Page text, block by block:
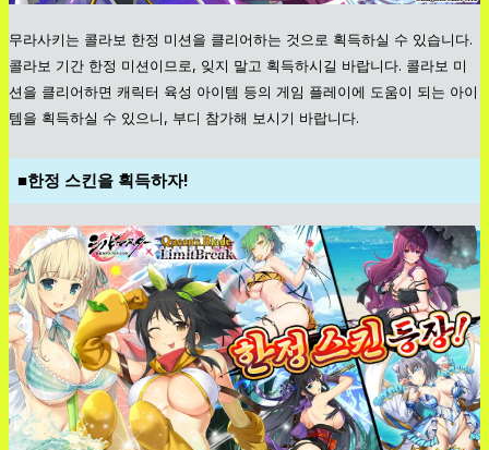
무라사키는 콜라보 한정 미션을 클리어하는 것으로 획득하실 수 있습니다.
콜라보 기간 한정 미션이므로, 잊지 말고 획득하시길 바랍니다. 콜라보 미
션을 클리어하면 캐릭터 육성 아이템 등의 게임 플레이에 도움이 되는 아이
템을 획득하실 수 있으니, 부디 참가해 보시기 바랍니다.
■한정 스킨을 획득하자!